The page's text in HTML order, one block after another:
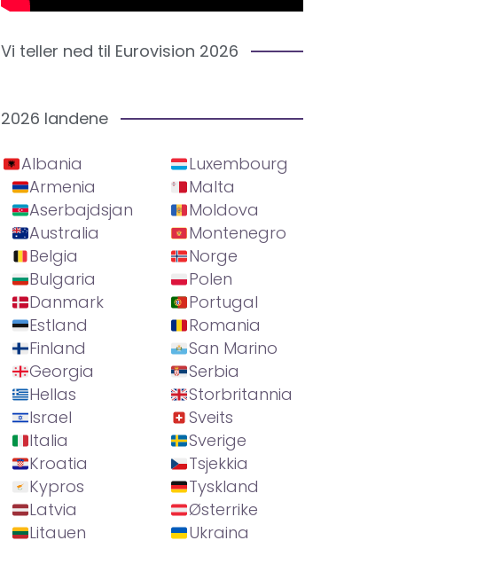
Vi teller ned til Eurovision 2026
2026 landene
Albania
Armenia
Aserbajdsjan
Australia
Belgia
Bulgaria
Danmark
Estland
Finland
Georgia
Hellas
Israel
Italia
Kroatia
Kypros
Latvia
Litauen
Luxembourg
Malta
Moldova
Montenegro
Norge
Polen
Portugal
Romania
San Marino
Serbia
Storbritannia
Sveits
Sverige
Tsjekkia
Tyskland
Østerrike
Ukraina